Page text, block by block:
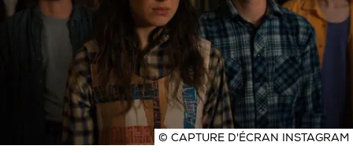
© CAPTURE D'ÉCRAN INSTAGRAM